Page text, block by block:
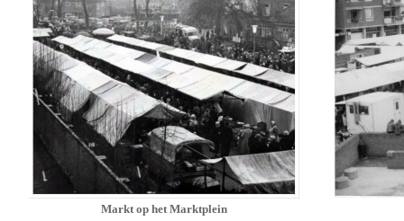
Markt op het Marktplein